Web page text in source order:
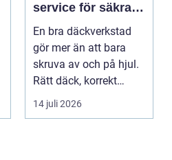
service för säkra
mil året runt
En bra däckverkstad
gör mer än att bara
skruva av och på hjul.
Rätt däck, korrekt
montering och rege...
14 juli 2026